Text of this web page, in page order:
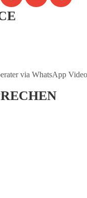
via WhatsApp